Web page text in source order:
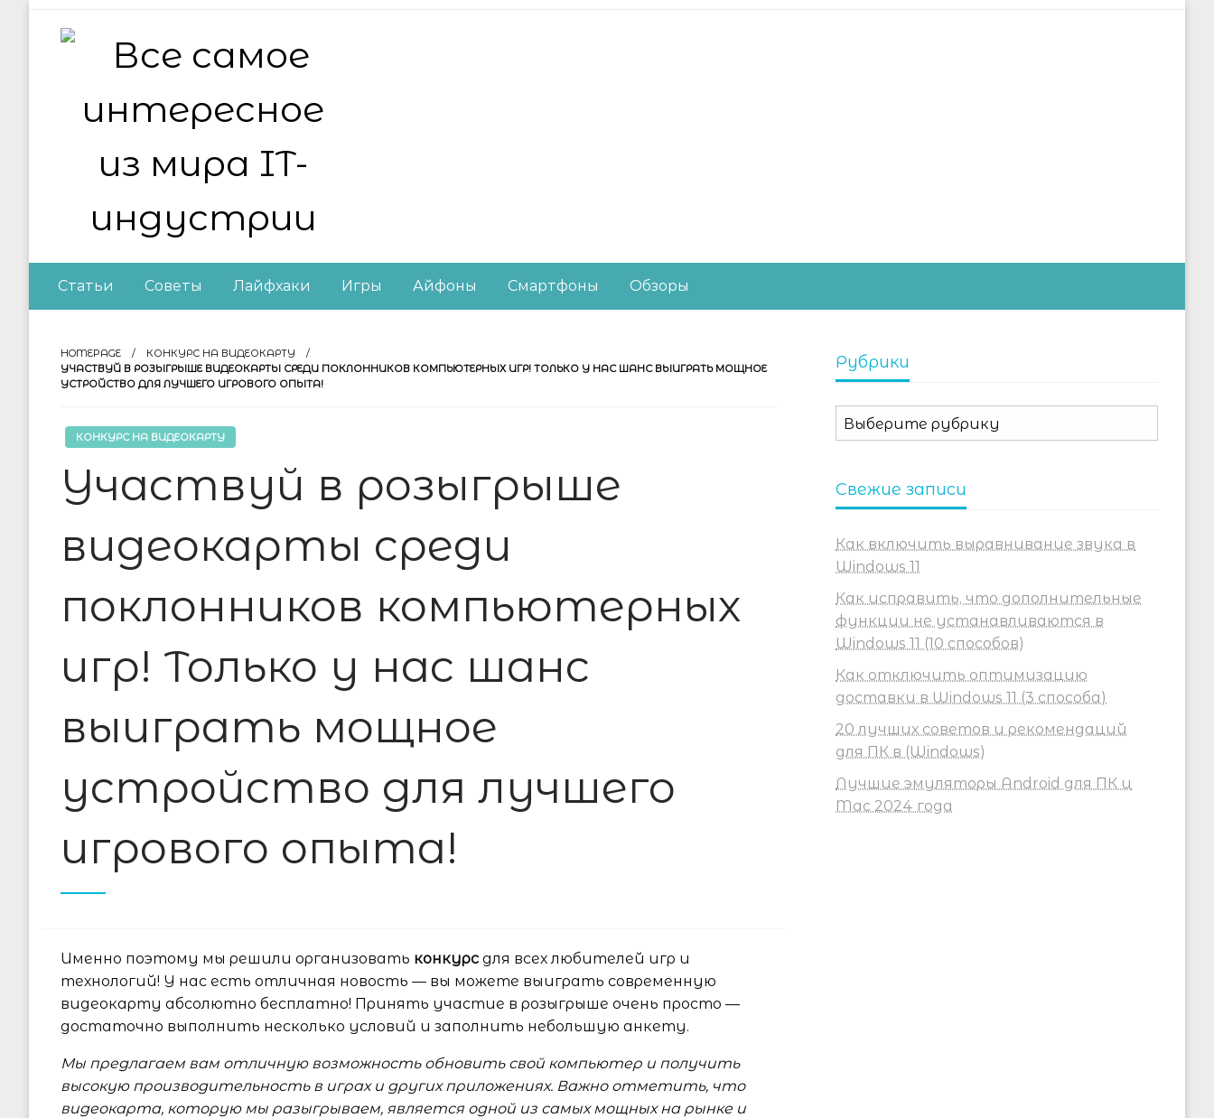
Skip
Все самое интересное из мира IT-индустрии
Статьи Советы Лайфхаки Игры Айфоны Смартфоны Обзоры
HOMEPAGE
КОНКУРС НА ВИДЕОКАРТУ
УЧАСТВУЙ В РОЗЫГРЫШЕ ВИДЕОКАРТЫ СРЕДИ ПОКЛОННИКОВ КОМПЬЮТЕРНЫХ ИГР! ТОЛЬКО У НАС ШАНС ВЫИГРАТЬ МОЩНОЕ
УСТРОЙСТВО ДЛЯ ЛУЧШЕГО ИГРОВОГО ОПЫТА!
КОНКУРС НА ВИДЕОКАРТУ
Участвуй в розыгрыше
видеокарты среди
поклонников компьютерных
игр! Только у нас шанс
выиграть мощное
устройство для лучшего
игрового опыта!
Именно поэтому мы решили организовать конкурс для всех любителей игр и
технологий! У нас есть отличная новость — вы можете выиграть современную
видеокарту абсолютно бесплатно! Принять участие в розыгрыше очень просто —
достаточно выполнить несколько условий и заполнить небольшую анкету.
Мы предлагаем вам отличную возможность обновить свой компьютер и получить
высокую производительность в играх и других приложениях. Важно отметить, что
видеокарта, которую мы разыгрываем, является одной из самых мощных на рынке и
Рубрики
Рубрики
Свежие записи
Как включить выравнивание звука в
Windows 11
Как исправить, что дополнительные
функции не устанавливаются в
Windows 11 (10 способов)
Как отключить оптимизацию
доставки в Windows 11 (3 способа)
20 лучших советов и рекомендаций
для ПК в (Windows)
Лучшие эмуляторы Android для ПК и
Mac 2024 года